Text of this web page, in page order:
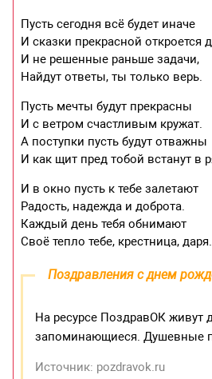
Пусть сегодня всё будет иначе
И сказки прекрасной откроется
И не решенные раньше задачи,
Найдут ответы, ты только верь.
Пусть мечты будут прекрасны
И с ветром счастливым кружат.
А поступки пусть будут отважны
И как щит пред тобой встанут в
И в окно пусть к тебе залетают
Радость, надежда и доброта.
Каждый день тебя обнимают
Своё тепло тебе, крестница, даря.
Поздравления с днем
На ресурсе ПоздравОК
запоминающиеся. Душевные
Источник: pozdravok.ru